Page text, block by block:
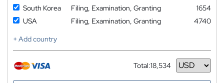
South Korea
Filing, Examination, Granting
1654
USA
Filing, Examination, Granting
4740
+ Add country
Total:18,534
Currency